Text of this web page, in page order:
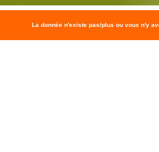
La donnée n'existe pas/plus ou vous n'y